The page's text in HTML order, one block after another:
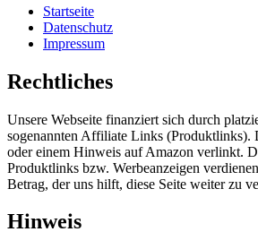
Startseite
Datenschutz
Impressum
Rechtliches
Unsere Webseite finanziert sich durch
sogenannten Affiliate Links (Produktlinks).
oder einem Hinweis auf Amazon verlinkt.
Produktlinks bzw. Werbeanzeigen
Betrag, der uns hilft, diese Seite weiter zu
Hinweis